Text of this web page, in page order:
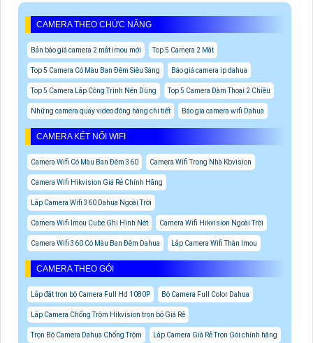
CAMERA THEO CHỨC NĂNG
Bản báo giá camera 2 mắt imou mới Top 5 Camera 2 Mắt
Top 5 Camera Có Màu Ban Đêm Siêu Sáng Báo giá camera ip dahua
Top 5 Camera Lắp Công Trình Nên Dùng Top 5 Camera Đàm Thoại 2 Chiều
Những camera quay video đóng hàng chi tiết Báo gia camera wifi Dahua
CAMERA KẾT NỐI WIFI
Camera Wifi Có Màu Ban Đêm 360 Camera Wifi Trong Nhà Kbvision
Camera Wifi Hikvision Giá Rẻ Chính Hãng
Lắp Camera Wifi 360 Dahua Ngoài Trời
Camera Wifi Imou Cube Ghi Hình Nét Camera Wifi Hikvision Ngoài Trời
Camera Wifi 360 Có Màu Ban Đêm Dahua Lắp Camera Wifi Thân Imou
CAMERA THEO GÓI
Lắp đặt trọn bộ Camera Full Hd 1080P Bộ Camera Full Color Dahua
Lắp Camera Chống Trộm Hikvision trọn bộ Giá Rẻ
Trọn Bộ Camera Dahua Chống Trộm Lắp Camera Giá Rẻ Trọn Gói chính hãng